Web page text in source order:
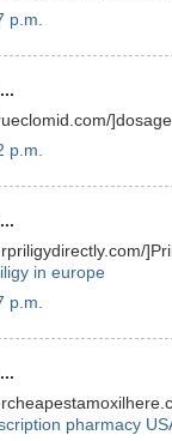
p.m.
p.m.
in europe
p.m.
pharmacy